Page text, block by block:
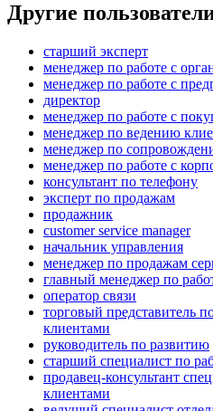
Другие
старший эксперт
менеджер по работе с
менеджер по работе с
директор
менеджер по работе с
менеджер по ведению
менеджер по
менеджер по работе с
консультант по телефону
эксперт по продажам
продажник
customer service manager
начальник управления
менеджер по продажам
главный менеджер по
оператор связи
торговый представитель
клиентами
руководитель по развитию
старший специалист по
продавец-консультант
клиентами